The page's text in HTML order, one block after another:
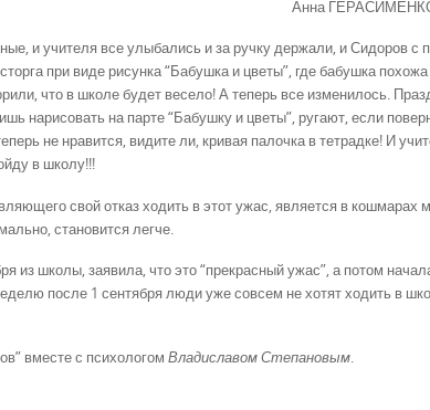
Анна
и учителя все улыбались и за ручку держали, и Сидоров с
при виде рисунка “Бабушка и цветы”, где бабушка
что в школе будет весело! А теперь все изменилось.
нарисовать на парте “Бабушку и цветы”, ругают, если
не нравится, видите ли, кривая палочка в тетрадке! И
в школу!!!
свой отказ ходить в этот ужас, является в кошмарах
становится легче.
из школы, заявила, что это “прекрасный ужас”, а потом
после 1 сентября люди уже совсем не хотят ходить в
вместе с психологом Владиславом Степановым.